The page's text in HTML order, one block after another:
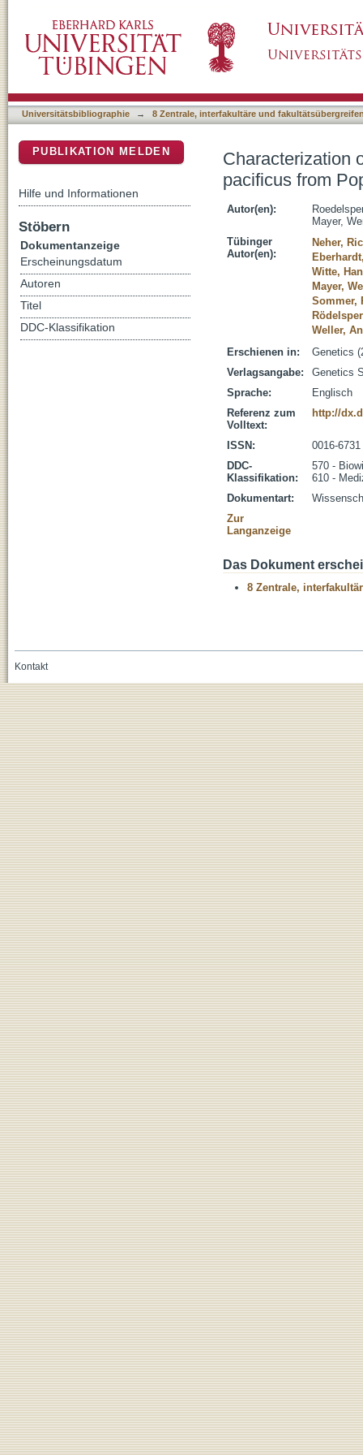
Scale Resequencing Data
Universitätsbibliographie → 8 Zentrale, interfakultäre und
Characterization
pacificus from
Autor(en):
Mayer,
Tübinger
Autor(en):
Neher,
Witte,
Mayer,
Sommer,
Weller,
Erschienen in:
Genetics
Verlagsangabe:
Genetics
Sprache:
Englisch
Referenz zum
Volltext:
http://
ISSN:
0016-6731
DDC-
Klassifikation:
570 -
610 -
Dokumentart:
Zur
Langanzeige
Das Dokument
8 Zentrale,
PUBLIKATION MELDEN
Hilfe und Informationen
Stöbern
Dokumentanzeige
Erscheinungsdatum
Autoren
Titel
DDC-Klassifikation
Kontakt